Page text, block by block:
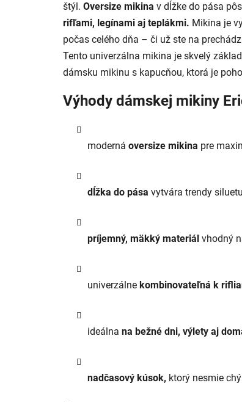
štýl. Oversize mikina v dĺžke do pása
rifľami, legínami aj teplákmi. Mikina je
počas celého dňa – či už ste na
Tento univerzálna mikina je skvelý
dámsku mikinu s kapucňou, ktorá je
Výhody dámskej mikiny
moderná oversize mikina pre
dĺžka do pása vytvára trendy siluetu
príjemný, mäkký materiál vhodný
univerzálne kombinovateľná k
ideálna na bežné dni, výlety aj
nadčasový kúsok, ktorý nesmie